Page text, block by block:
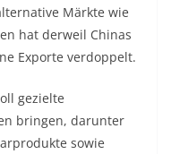
Märkte wie
hat derweil Chinas
Exporte verdoppelt.
gezielte
bringen, darunter
sowie